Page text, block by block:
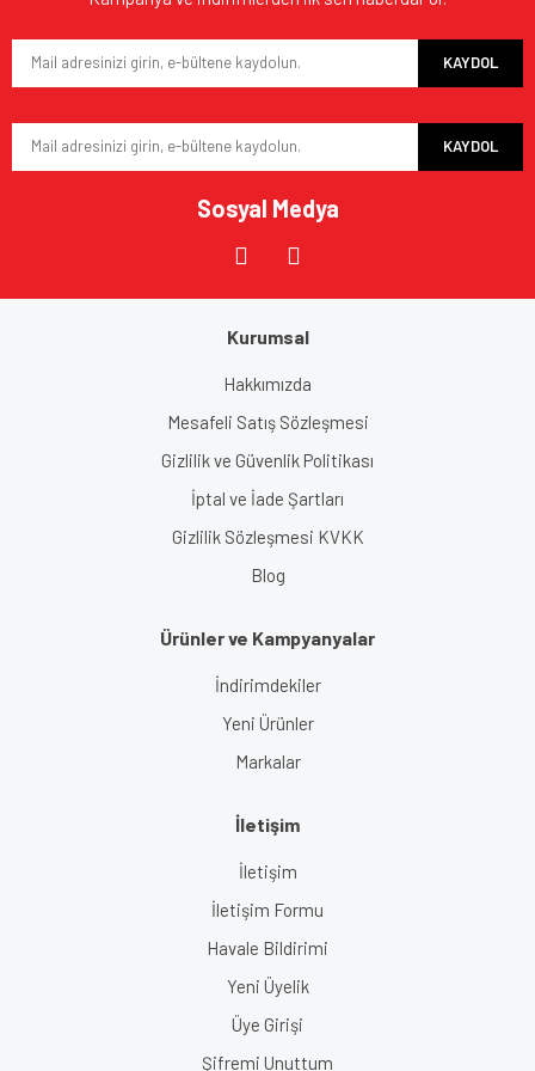
Ürün fiyatı diğer sitelerden daha pahalı.
Gönder
KAYDOL
KAYDOL
Sosyal Medya
Kurumsal
Hakkımızda
Mesafeli Satış Sözleşmesi
Gizlilik ve Güvenlik Politikası
İptal ve İade Şartları
Gizlilik Sözleşmesi KVKK
Blog
Ürünler ve Kampyanyalar
İndirimdekiler
Yeni Ürünler
Markalar
İletişim
İletişim
İletişim Formu
Havale Bildirimi
Yeni Üyelik
Üye Girişi
Şifremi Unuttum